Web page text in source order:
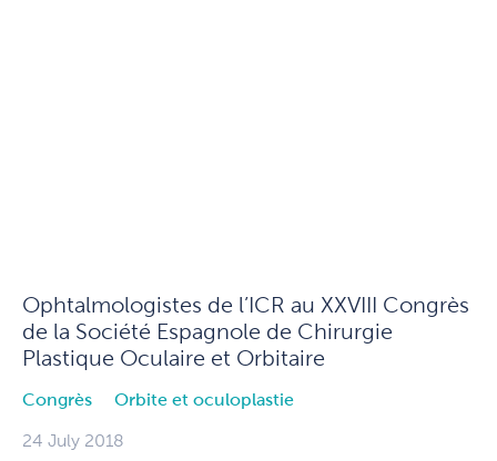
Ophtalmologistes de l’ICR au XXVIII Congrès
de la Société Espagnole de Chirurgie
Plastique Oculaire et Orbitaire
Congrès Orbite et oculoplastie
24 July 2018